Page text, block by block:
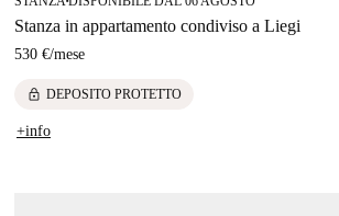
Stanza in appartamento condiviso a Liegi
530 €/mese
lock DEPOSITO PROTETTO
+info